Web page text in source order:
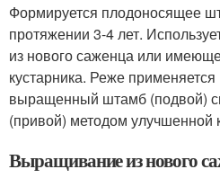
Формируется плодоносящее
протяжении 3-4 лет.
из нового саженца или
кустарника. Реже
выращенный штамб (подвой)
(привой) методом улучшенной
Выращивание из нового